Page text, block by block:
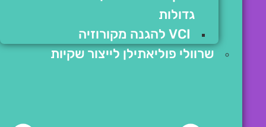
גדולות
VCI להגנה מקורוזיה
שרוולי פוליאתילן לייצור שקיות